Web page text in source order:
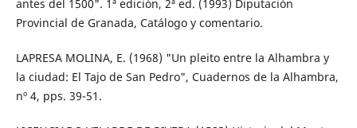
antes del 1500". 1ª edición, 2ª ed. (1993) Diputación
Provincial de Granada, Catálogo y comentario.
LAPRESA MOLINA, E. (1968) "Un pleito entre la Alhambra y
la ciudad: El Tajo de San Pedro", Cuadernos de la Alhambra,
nº 4, pps. 39-51.